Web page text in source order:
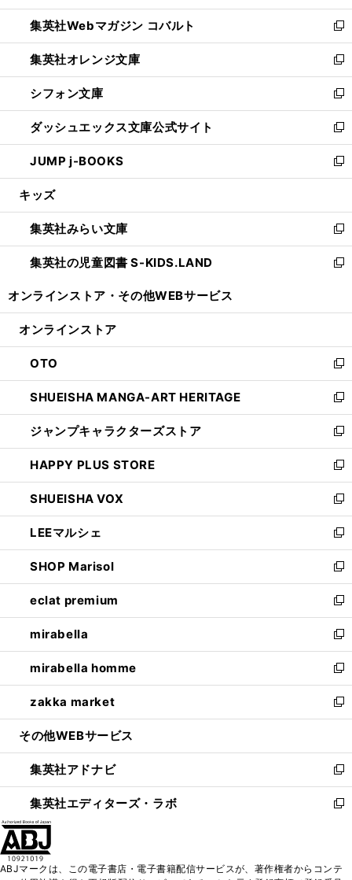
開
く
ウ
で
開
く
ン
ド
ウ
で
開
く
ウ
ィ
ン
ド
ウ
で
開
く
集英社Webマガジン コバルト
新
し
い
ウ
ィ
ン
ド
ウ
で
開
集英社オレンジ文庫
新
し
い
ウ
ィ
ン
ド
ウ
開
く
シフォン文庫
新
し
い
ウ
ィ
ン
ウ
で
開
く
ダッシュエックス文庫公式サイト
新
し
い
ウ
ン
ド
ウ
で
JUMP j-BOOKS
新
し
ウ
ィ
ン
ド
開
キッズ
集英社みらい文庫
新
し
い
ン
ウ
で
開
く
集英社の児童図書 S-KIDS.LAND
新
ウ
ン
ド
ウ
で
開
く
オンラインストア・ その他WEBサービス
オンラインストア
OTO
新
し
い
ウ
ィ
ン
ド
ウ
で
開
く
SHUEISHA MANGA-ART HERITAGE
新
し
い
ウ
ィ
ン
ド
ウ
で
開
く
ジャンプキャラクターズストア
新
し
い
ウ
ィ
ン
ド
ウ
で
開
く
HAPPY PLUS STORE
新
し
い
ウ
ィ
ン
ド
ウ
で
開
く
SHUEISHA VOX
新
し
い
ウ
ィ
ン
ド
ウ
で
開
く
LEEマルシェ
新
し
い
ウ
ィ
ン
ド
ウ
で
開
く
SHOP Marisol
新
し
い
ウ
ィ
ン
ド
ウ
で
開
eclat premium
新
し
い
ウ
ィ
ン
ド
ウ
開
く
mirabella
新
し
い
ウ
ィ
ン
ウ
で
開
く
mirabella homme
新
し
い
ウ
ン
ド
ウ
で
zakka market
新
し
ウ
ィ
ン
ド
く
その他WEBサービス
集英社アドナビ
新
し
い
ド
集英社エディターズ・ラボ
新
ィ
ABJマークは、この電子書店・電子書籍配信サービスが、著作権者からコンテ